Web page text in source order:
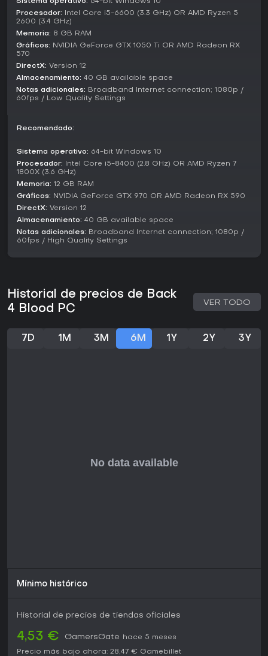
estable con crossplay entre plataformas.
¿Merece la pena?
Back 4 Blood sigue vigente en 2026 para fans de los
shooters cooperativos centrados en el teamwork y la
supervivencia frente a enemigos tipo zombi. OpenCritic lo
califica como Strong según 138 reseñas de críticos, con
elogios al divertimento en grupo pese a opiniones mixtas
sobre el equilibrio de dificultad.
opción sólida, sobre todo con los problemas del modo solo
actualizaciones continuas, es ideal para quienes quieren
una experiencia completa y no contenido en evolución.
Procesador: Intel Core i5-6600 (3.3 GHz) OR AMD Ryzen 5
2600 (3.4 GHz)
Memoria: 8 GB RAM
Gráficos: NVIDIA GeForce GTX 1050 Ti OR AMD Radeon RX
570
DirectX: Version 12
Almacenamiento: 40 GB available space
Notas adicionales: Broadband Internet connection; 1080p /
60fps / Low Quality Settings
Recomendado:
Sistema operativo: 64-bit Windows 10
Procesador: Intel Core i5-8400 (2.8 GHz) OR AMD Ryzen 7
1800X (3.6 GHz)
Memoria: 12 GB RAM
Gráficos: NVIDIA GeForce GTX 970 OR AMD Radeon RX 590
DirectX: Version 12
Almacenamiento: 40 GB available space
Notas adicionales: Broadband Internet connection; 1080p /
60fps / High Quality Settings
Historial de precios de Back
4 Blood PC
VER TODO
7D 1M 3M 6M 1Y 2Y 3Y
Mínimo histórico
Historial de precios de tiendas oficiales
4,53 € GamersGate
hace 5 meses
Precio más bajo ahora: 28,47 € Gamebillet